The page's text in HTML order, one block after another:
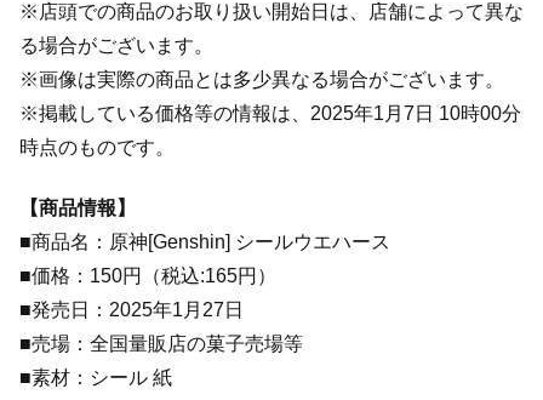
※店頭での商品のお取り扱い開始日は、店舗によって異な
る場合がございます。
※画像は実際の商品とは多少異なる場合がございます。
※掲載している価格等の情報は、2025年1月7日 10時00分
時点のものです。
【商品情報】
■商品名：原神[Genshin] シールウエハース
■価格：150円（税込:165円）
■発売日：2025年1月27日
■売場：全国量販店の菓子売場等
■素材：シール 紙